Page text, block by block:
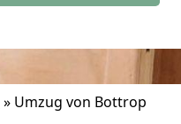
» Umzug von Bottrop